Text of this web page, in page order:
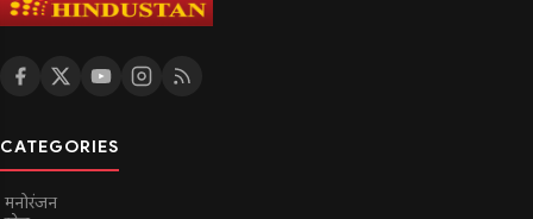
CATEGORIES
मनोरंजन